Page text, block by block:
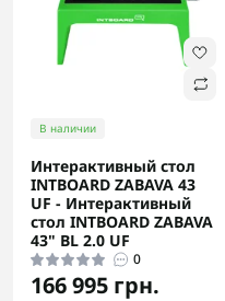
В наличии
Интерактивный стол
INTBOARD ZABAVA 43
UF - Интерактивный
стол INTBOARD ZABAVA
43" BL 2.0 UF
0
166 995 грн.